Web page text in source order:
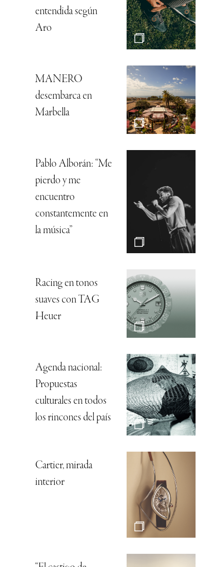
entendida según
Aro
MANERO
desembarca en
Marbella
Pablo Alborán: “Me
pierdo y me
encuentro
constantemente en
la música”
Racing en tonos
suaves con TAG
Heuer
Agenda nacional:
Propuestas
culturales en todos
los rincones del país
Cartier, mirada
interior